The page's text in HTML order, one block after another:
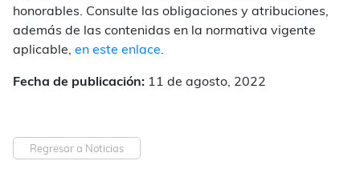
honorables. Consulte las obligaciones y atribuciones,
además de las contenidas en la normativa vigente
aplicable, en este enlace.
Fecha de publicación: 11 de agosto, 2022
Regresar a Noticias